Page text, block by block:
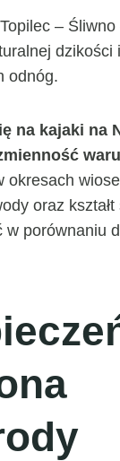
–
dzikości
odnóg.
na kajaki na
okresach
oraz
w porównaniu